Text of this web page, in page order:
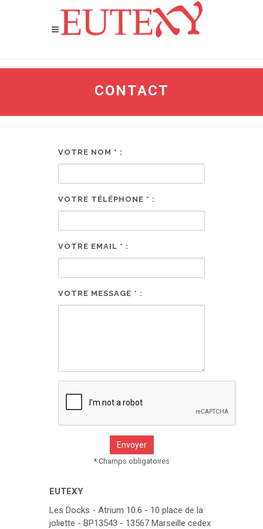
CONTACT
VOTRE NOM * :
VOTRE TÉLÉPHONE * :
VOTRE EMAIL * :
VOTRE MESSAGE * :
* Champs obligatoires
EUTEXY
Les Docks - Atrium 10.6 - 10 place de la
joliette - BP13543 - 13567 Marseille cedex